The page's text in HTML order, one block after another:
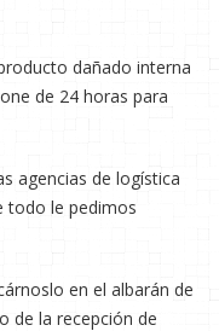
dañado interna
de 24 horas para
agencias de logística
todo le pedimos
en el albarán de
de la recepción de